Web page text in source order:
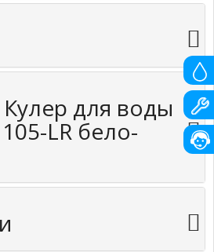
для воды
LR бело-